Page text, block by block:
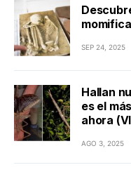
SEP 24, 2025
Hallan
es el
ahora
AGO 3, 2025